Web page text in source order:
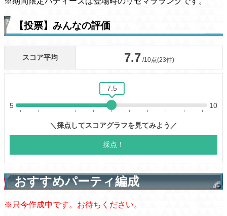
【投票】みんなの評価
おすすめパーティ編成
※只今作成中です。お待ちください。